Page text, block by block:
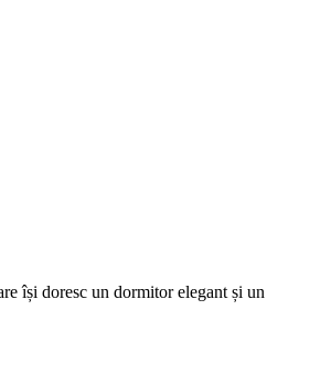
își doresc un dormitor elegant și un